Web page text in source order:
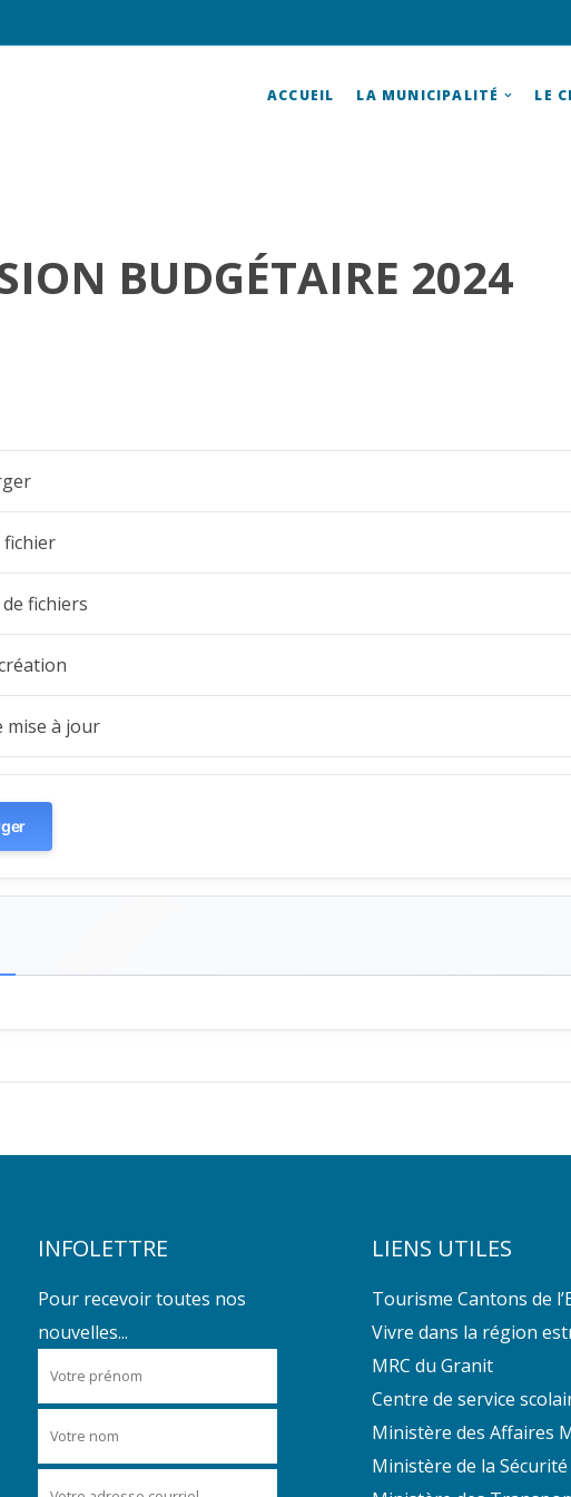
ACCUEIL LA MUNICIPALITÉ LE
BUDGÉTAIRE 2024
fichier
fichiers
mise à jour
INFOLETTRE
Pour recevoir toutes nos
nouvelles...
LIENS UTILES
Tourisme Cantons de
Vivre dans la région
MRC du Granit
Centre de service
Ministère des Affaires
Ministère de la